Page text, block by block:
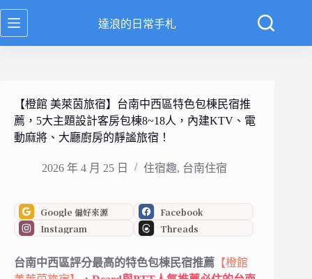
跳
至
達浪的日常手札
【橙館 美萊茵旅宿】台南中西區特色包棟民宿推
薦，5大主題設計客房包棟8~18人，內建KTV、電
動麻將、大廳廚房的靜謐旅宿！
2026 年 4 月 25 日 住宿趣, 台南住宿
Google 偏好來源
Facebook
Instagram
Threads
台南中西區評分最高的特色包棟民宿推薦 【橙館